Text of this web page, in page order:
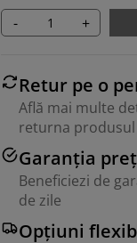
- +
Retur pe o
Află mai multe
returna produsul
Garanția
Beneficiezi de
de zile
Opțiuni